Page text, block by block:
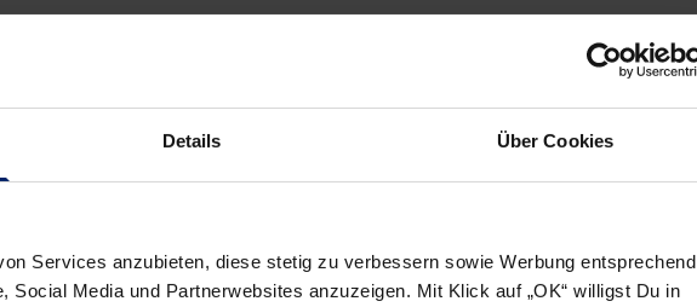
Details Über Cookies
Services anzubieten, diese stetig zu verbessern sowie Werbung entsprechend
Social Media und Partnerwebsites anzuzeigen. Mit Klick auf „OK“ willigst Du in